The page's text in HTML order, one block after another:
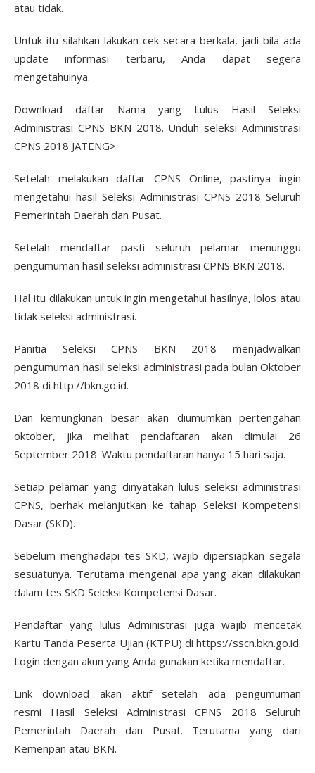
atau tidak.
Untuk itu silahkan lakukan cek secara berkala, jadi bila ada
update informasi terbaru, Anda dapat segera
mengetahuinya.
Download daftar Nama yang Lulus Hasil Seleksi
Administrasi CPNS BKN 2018. Unduh seleksi Administrasi
CPNS 2018 JATENG>
Setelah melakukan daftar CPNS Online, pastinya ingin
mengetahui hasil Seleksi Administrasi CPNS 2018 Seluruh
Pemerintah Daerah dan Pusat.
Setelah mendaftar pasti seluruh pelamar menunggu
pengumuman hasil seleksi administrasi CPNS BKN 2018.
Hal itu dilakukan untuk ingin mengetahui hasilnya, lolos atau
tidak seleksi administrasi.
Panitia Seleksi CPNS BKN 2018 menjadwalkan
pengumuman hasil seleksi administrasi pada bulan Oktober
2018 di http://bkn.go.id.
Dan kemungkinan besar akan diumumkan pertengahan
oktober, jika melihat pendaftaran akan dimulai 26
September 2018. Waktu pendaftaran hanya 15 hari saja.
Setiap pelamar yang dinyatakan lulus seleksi administrasi
CPNS, berhak melanjutkan ke tahap Seleksi Kompetensi
Dasar (SKD).
Sebelum menghadapi tes SKD, wajib dipersiapkan segala
sesuatunya. Terutama mengenai apa yang akan dilakukan
dalam tes SKD Seleksi Kompetensi Dasar.
Pendaftar yang lulus Administrasi juga wajib mencetak
Kartu Tanda Peserta Ujian (KTPU) di https://sscn.bkn.go.id.
Login dengan akun yang Anda gunakan ketika mendaftar.
Link download akan aktif setelah ada pengumuman
resmi Hasil Seleksi Administrasi CPNS 2018 Seluruh
Pemerintah Daerah dan Pusat. Terutama yang dari
Kemenpan atau BKN.